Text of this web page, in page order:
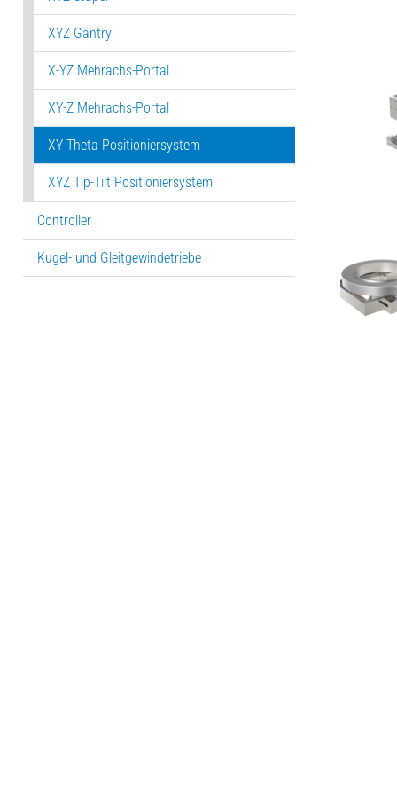
XYZ Gantry
X-YZ Mehrachs-Portal
XY-Z Mehrachs-Portal
XY Theta Positioniersystem
XYZ Tip-Tilt Positioniersystem
Controller
Kugel- und Gleitgewindetriebe